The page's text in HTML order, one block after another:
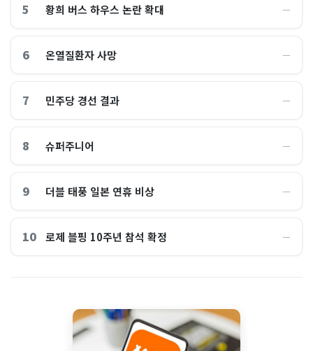
5 황희 버스 하우스 논란 확대 ―
6 온열질환자 사망 ―
7 민주당 경선 결과 ―
8 슈퍼주니어 ―
9 더블 태풍 일본 연휴 비상 ―
10 로제 블핑 10주년 참석 확정 ―